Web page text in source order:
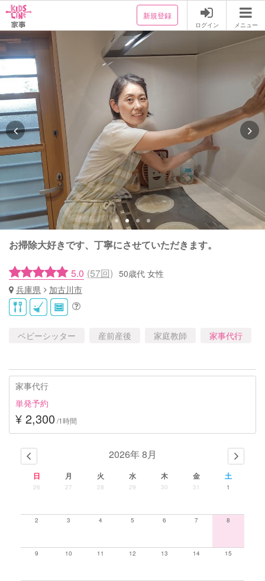
新規登録
ログイン メニュー
お掃除大好きです、丁寧にさせていただきます。
5.0 (57回) 50歳代 女性
兵庫県
加古川市
ベビーシッター 産前産後 家庭教師 家事代行
家事代行
単発予約
¥ 2,300 /1時間
2026年 8月
日 月 火 水 木 金 土
26 27 28 29 30 31 1
2 3 4 5 6 7 8
9 10 11 12 13 14 15